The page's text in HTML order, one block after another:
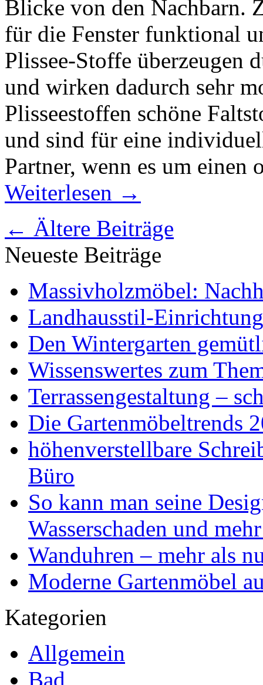
Blicke von den Nachbarn.
für die Fenster funktional
Plissee-Stoffe überzeugen
und wirken dadurch sehr
Plisseestoffen schöne
und sind für eine
Partner, wenn es um einen
Weiterlesen →
← Ältere Beiträge
Neueste Beiträge
Massivholzmöbel:
Landhausstil-
Den Wintergarten
Wissenswertes zum
Terrassengestaltung –
Die Gartenmöbeltrends
höhenverstellbare
Büro
So kann man seine
Wasserschaden und
Wanduhren – mehr als
Moderne Gartenmöbel
Kategorien
Allgemein
Bad